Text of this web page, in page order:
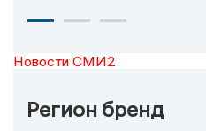
Новости СМИ2
Регион бренд